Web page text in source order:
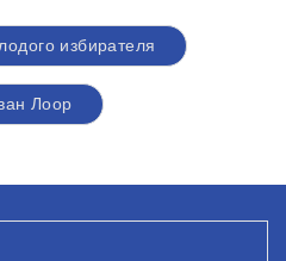
избирателя
Лоор